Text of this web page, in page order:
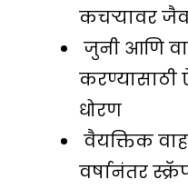
कचऱ्यावर जैव
जुनी आणि
करण्यासाठी
धोरण
वैयक्तिक
वर्षानंतर